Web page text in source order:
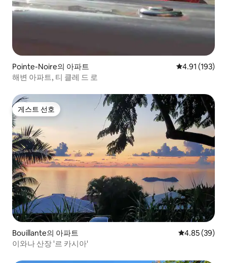
Pointe-Noire의 아파트 평점 4.91점(5
4.91 (193)
해변 아파트, 티 클레 드 로
게스트 선호
게스트 선호
Bouillante의 아파트 평점 4.85점(5
4.85 (39)
이와나 산장 '르 카시아'